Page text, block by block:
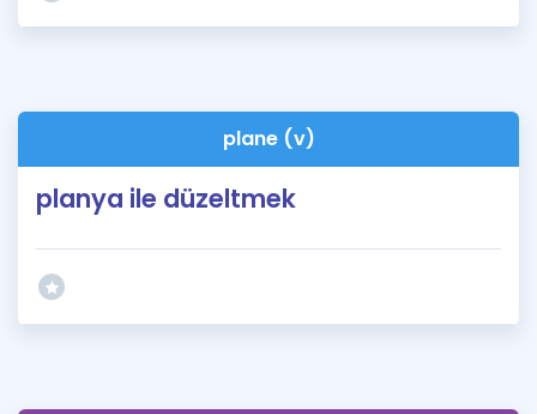
plane (v)
planya ile düzeltmek